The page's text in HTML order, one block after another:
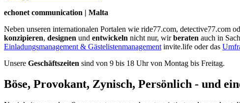
echonet communication | Malta
Neben unseren internationalen Portalen wie ride77.com,
konzipieren, designen und entwickeln nicht nur, wirberaten auch in
Einladungsmanagement & Gästelistenmanagement invite.life oder das
Unsere Geschäftszeiten sind von 9 bis 18 Uhr von Montag bis Freitag.
Böse, Provokant, Zynisch, Persönlich - und